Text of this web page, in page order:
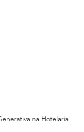
na Hotelaria